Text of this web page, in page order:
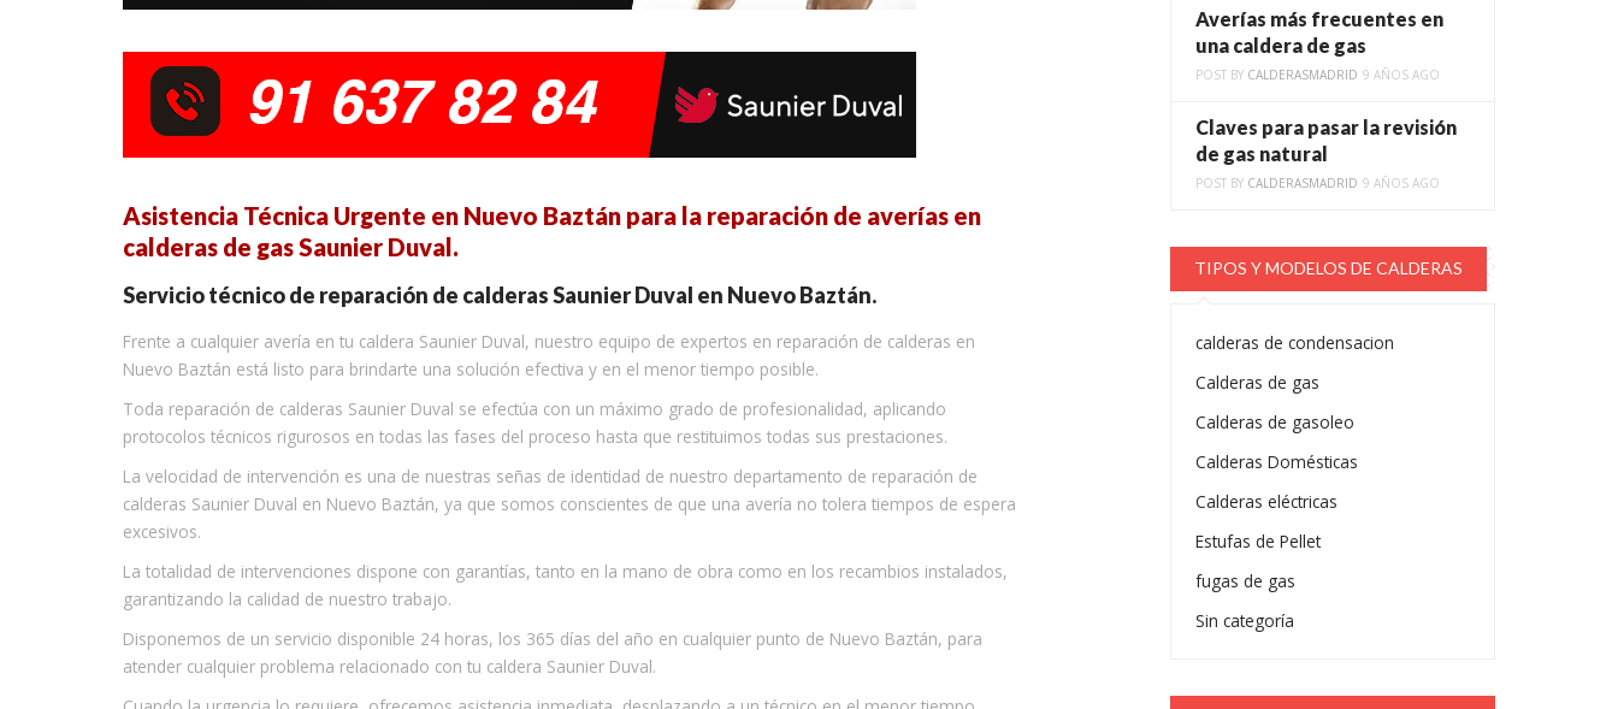
Asistencia Técnica Urgente en Nuevo Baztán para la reparación de averías en
calderas de gas Saunier Duval.
Servicio técnico de reparación de calderas Saunier Duval en Nuevo Baztán.
Frente a cualquier avería en tu caldera Saunier Duval, nuestro equipo de expertos en reparación de calderas en
Nuevo Baztán está listo para brindarte una solución efectiva y en el menor tiempo posible.
Toda reparación de calderas Saunier Duval se efectúa con un máximo grado de profesionalidad, aplicando
protocolos técnicos rigurosos en todas las fases del proceso hasta que restituimos todas sus prestaciones.
La velocidad de intervención es una de nuestras señas de identidad de nuestro departamento de reparación de
calderas Saunier Duval en Nuevo Baztán, ya que somos conscientes de que una avería no tolera tiempos de espera
excesivos.
La totalidad de intervenciones dispone con garantías, tanto en la mano de obra como en los recambios instalados,
garantizando la calidad de nuestro trabajo.
Disponemos de un servicio disponible 24 horas, los 365 días del año en cualquier punto de Nuevo Baztán, para
atender cualquier problema relacionado con tu caldera Saunier Duval.
Averías más frecuentes en
una caldera de gas
POST BY CALDERASMADRID 9 AÑOS AGO
Claves para pasar la revisión
de gas natural
POST BY CALDERASMADRID 9 AÑOS AGO
TIPOS Y MODELOS DE CALDERAS
calderas de condensacion
Calderas de gas
Calderas de gasoleo
Calderas Domésticas
Calderas eléctricas
Estufas de Pellet
fugas de gas
Sin categoría